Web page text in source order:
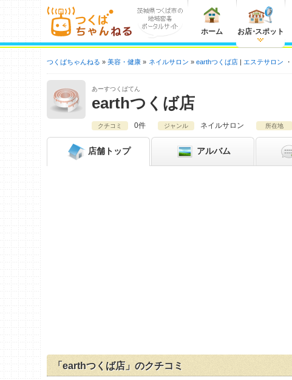
ホーム お店・スポット
つくばちゃんねる 美容・健康 ネイルサロン earthつくば店 エステサロン
あーすつくばてん
earthつくば店
クチコミ 0件 ジャンル ネイルサロン 所在地
店舗 トップ アルバム
「earthつくば店」のクチコミ